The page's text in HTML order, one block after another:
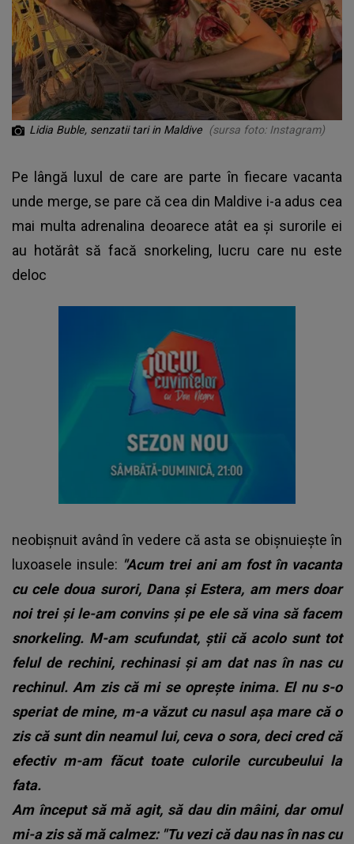
Lidia Buble, senzatii tari in Maldive (sursa foto: Instagram)
Pe lângă luxul de care are parte în fiecare vacanta
unde merge, se pare că cea din Maldive i-a adus cea
mai multa adrenalina deoarece atât ea și surorile ei
au hotărât să facă snorkeling, lucru care nu este
deloc
neobișnuit având în vedere că asta se obișnuiește în
luxoasele insule: "Acum trei ani am fost în vacanta
cu cele doua surori, Dana și Estera, am mers doar
noi trei și le-am convins și pe ele să vina să facem
snorkeling. M-am scufundat, știi că acolo sunt tot
felul de rechini, rechinasi și am dat nas în nas cu
rechinul. Am zis că mi se oprește inima. El nu s-o
speriat de mine, m-a văzut cu nasul așa mare că o
zis că sunt din neamul lui, ceva o sora, deci cred că
efectiv m-am făcut toate culorile curcubeului la
fata.
Am început să mă agit, să dau din mâini, dar omul
mi-a zis să mă calmez: "Tu vezi că dau nas în nas cu